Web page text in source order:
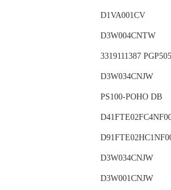
D1VA001CV
D3W004CNTW
3319111387
D3W034CNJW
PS100-POHO DB
D3W034CNJW
D3W001CNJW